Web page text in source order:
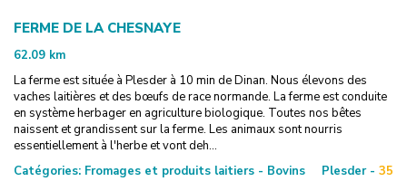
FERME DE LA CHESNAYE
62.09 km
La ferme est située à Plesder à 10 min de Dinan. Nous élevons des
vaches laitières et des bœufs de race normande. La ferme est conduite
en système herbager en agriculture biologique. Toutes nos bêtes
naissent et grandissent sur la ferme. Les animaux sont nourris
essentiellement à l'herbe et vont deh...
Catégories: Fromages et produits laitiers - Bovins Plesder - 35